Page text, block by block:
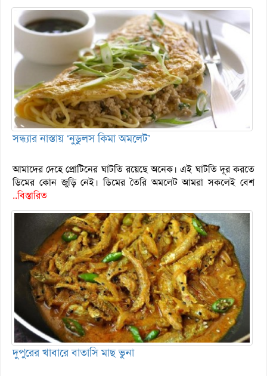
সন্ধ্যার নাস্তায় ‘নুডুলস কিমা অমলেট’
আমাদের দেহে প্রোটিনের ঘাটতি রয়েছে অনেক। এই ঘাটতি দূর করতে
ডিমের কোন জুড়ি নেই। ডিমের তৈরি অমলেট আমরা সকলেই বেশ
..বিস্তারিত
দুপুরের খাবারে বাতাসি মাছ ভুনা